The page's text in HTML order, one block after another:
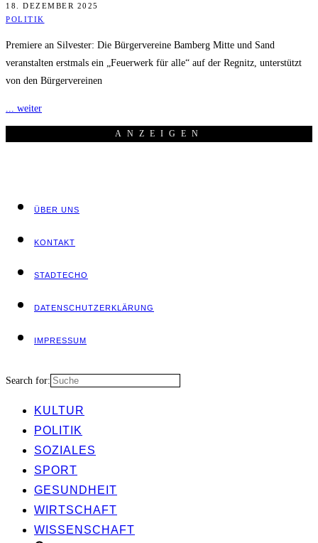
18. DEZEMBER 2025
POLITIK
Premiere an Silvester: Die Bürgervereine Bamberg Mitte und Sand
veranstalten erstmals ein „Feuerwerk für alle“ auf der Regnitz, unterstützt
von den Bürgervereinen
... weiter
ANZEI­GEN
ÜBER UNS
KON­TAKT
STADT­ECHO
DATEN­SCHUTZ­ER­KLÄ­RUNG
IMPRES­SUM
Search for:
KUL­TUR
POLI­TIK
SOZIA­LES
SPORT
GESUND­HEIT
WIRT­SCHAFT
WIS­SEN­SCHAFT